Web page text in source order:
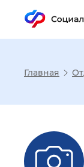
Главная